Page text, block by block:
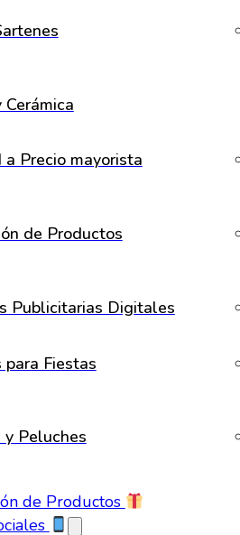
a Precio mayorista
de Productos
Publicitarias Digitales
Fiestas
y Peluches
de Productos